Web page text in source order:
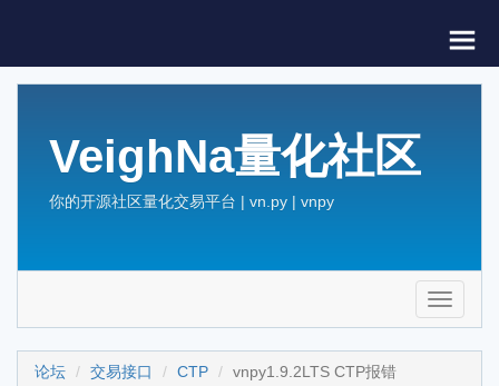
VeighNa量化社区
你的开源社区量化交易平台 | vn.py | vnpy
Toggle
论坛 交易接口 CTP vnpy1.9.2LTS CTP报错